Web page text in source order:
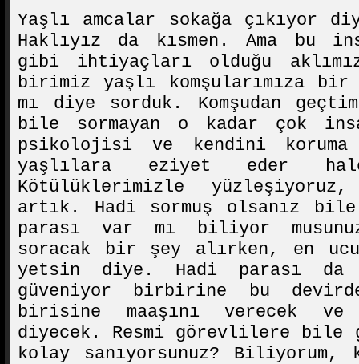
Yaşlı amcalar sokağa çıkıyor
Haklıyız da kısmen. Ama bu
gibi ihtiyaçları olduğu
birimiz yaşlı komşularımıza
mı diye sorduk. Komşudan
bile sormayan o kadar çok
psikolojisi ve kendini koruma
yaşlılara eziyet eder
Kötülüklerimizle
artık. Hadi sormuş olsanız
parası var mı biliyor
soracak bir şey alırken, en
yetsin diye. Hadi parası
güveniyor birbirine bu
birisine maaşını verecek
diyecek. Resmi görevlilere bile
kolay sanıyorsunuz?